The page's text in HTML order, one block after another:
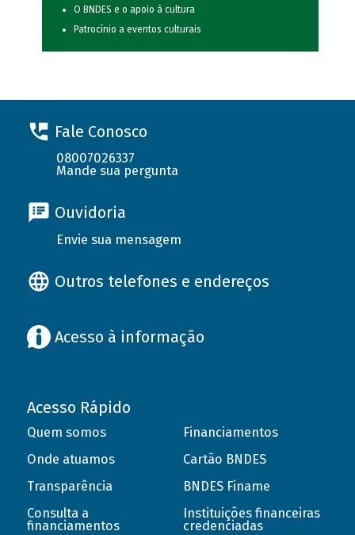
O BNDES e o apoio à cultura
Patrocínio a eventos culturais
Fale Conosco
08007026337
Mande sua pergunta
Ouvidoria
Envie sua mensagem
Outros telefones e endereços
Acesso à informação
Acesso Rápido
Quem somos
Onde atuamos
Transparência
Consulta a
financiamentos
Financiamentos
Cartão BNDES
BNDES Finame
Instituições financeiras
credenciadas